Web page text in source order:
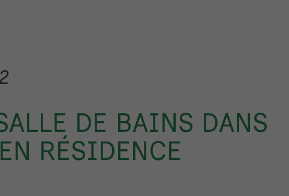
DE BAINS DANS
RÉSIDENCE